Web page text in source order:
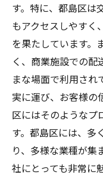
す。特に、都島区は
もアクセスしやすく
を果たしています。
く、商業施設での配
まな場面で利用され
実に運び、お客様の
区にはそのようなプ
す。都島区には、多
り、多様な業種が集
社にとっても非常に